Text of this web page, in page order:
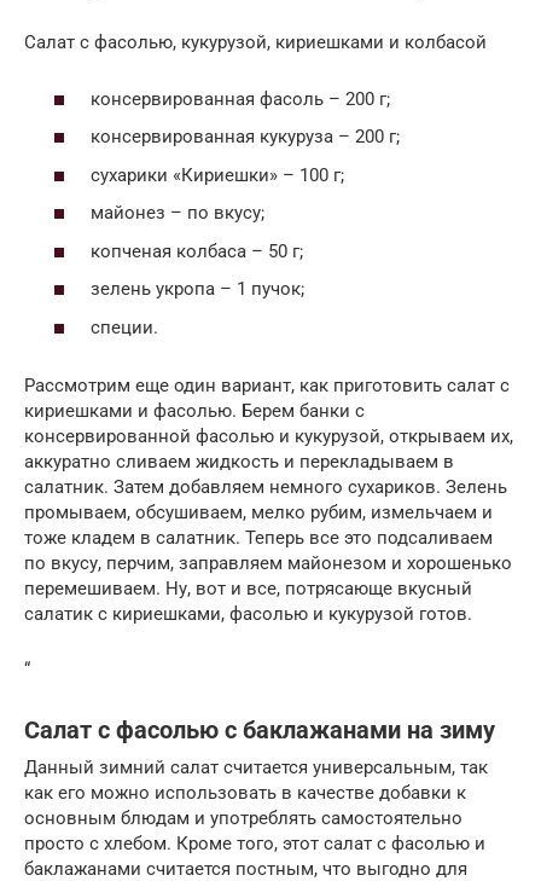
Салат с фасолью, кукурузой, кириешками и колбасой
консервированная фасоль – 200 г;
консервированная кукуруза – 200 г;
сухарики «Кириешки» – 100 г;
майонез – по вкусу;
копченая колбаса – 50 г;
зелень укропа – 1 пучок;
специи.
Рассмотрим еще один вариант, как приготовить салат с
кириешками и фасолью. Берем банки с
консервированной фасолью и кукурузой, открываем их,
аккуратно сливаем жидкость и перекладываем в
салатник. Затем добавляем немного сухариков. Зелень
промываем, обсушиваем, мелко рубим, измельчаем и
тоже кладем в салатник. Теперь все это подсаливаем
по вкусу, перчим, заправляем майонезом и хорошенько
перемешиваем. Ну, вот и все, потрясающе вкусный
салатик с кириешками, фасолью и кукурузой готов.
“
Салат с фасолью с баклажанами на зиму
Данный зимний салат считается универсальным, так
как его можно использовать в качестве добавки к
основным блюдам и употреблять самостоятельно
просто с хлебом. Кроме того, этот салат с фасолью и
баклажанами считается постным, что выгодно для